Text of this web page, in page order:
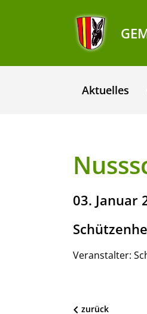
Aktuelles
03. Januar
Veranstalter:
zurück